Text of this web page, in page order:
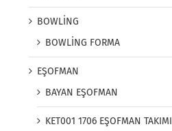
BOWLİNG
BOWLİNG FORMA
EŞOFMAN
BAYAN EŞOFMAN
KET001 1706 EŞOFMAN TAKIMI